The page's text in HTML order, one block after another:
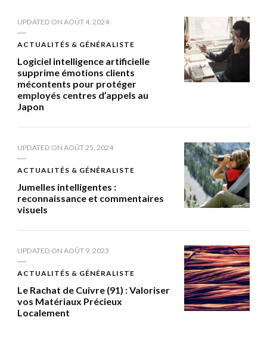
UPDATED ON AOÛT 4, 2024
ACTUALITÉS & GÉNÉRALISTE
Logiciel intelligence artificielle
supprime émotions clients
mécontents pour protéger
employés centres d’appels au
Japon
UPDATED ON AOÛT 25, 2024
ACTUALITÉS & GÉNÉRALISTE
Jumelles intelligentes :
reconnaissance et commentaires
visuels
UPDATED ON AOÛT 9, 2023
ACTUALITÉS & GÉNÉRALISTE
Le Rachat de Cuivre (91) : Valoriser
vos Matériaux Précieux
Localement